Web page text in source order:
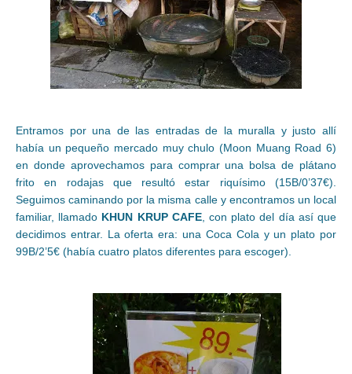
Entramos por una de las entradas de la muralla y justo allí
había un pequeño mercado muy chulo (Moon Muang Road 6)
en donde aprovechamos para comprar una bolsa de plátano
frito en rodajas que resultó estar riquísimo (15B/0’37€).
Seguimos caminando por la misma calle y encontramos un local
familiar, llamado KHUN KRUP CAFE, con plato del día así que
decidimos entrar. La oferta era: una Coca Cola y un plato por
99B/2’5€ (había cuatro platos diferentes para escoger).